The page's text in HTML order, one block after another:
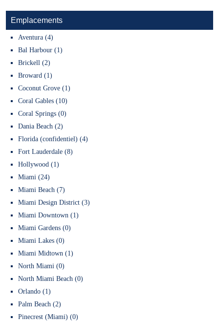
Emplacements
Aventura (4)
Bal Harbour (1)
Brickell (2)
Broward (1)
Coconut Grove (1)
Coral Gables (10)
Coral Springs (0)
Dania Beach (2)
Florida (confidentiel) (4)
Fort Lauderdale (8)
Hollywood (1)
Miami (24)
Miami Beach (7)
Miami Design District (3)
Miami Downtown (1)
Miami Gardens (0)
Miami Lakes (0)
Miami Midtown (1)
North Miami (0)
North Miami Beach (0)
Orlando (1)
Palm Beach (2)
Pinecrest (Miami) (0)